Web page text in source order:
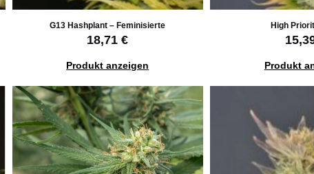
G13 Hashplant – Feminisierte
18,71 €
Produkt anzeigen
High
Produkt